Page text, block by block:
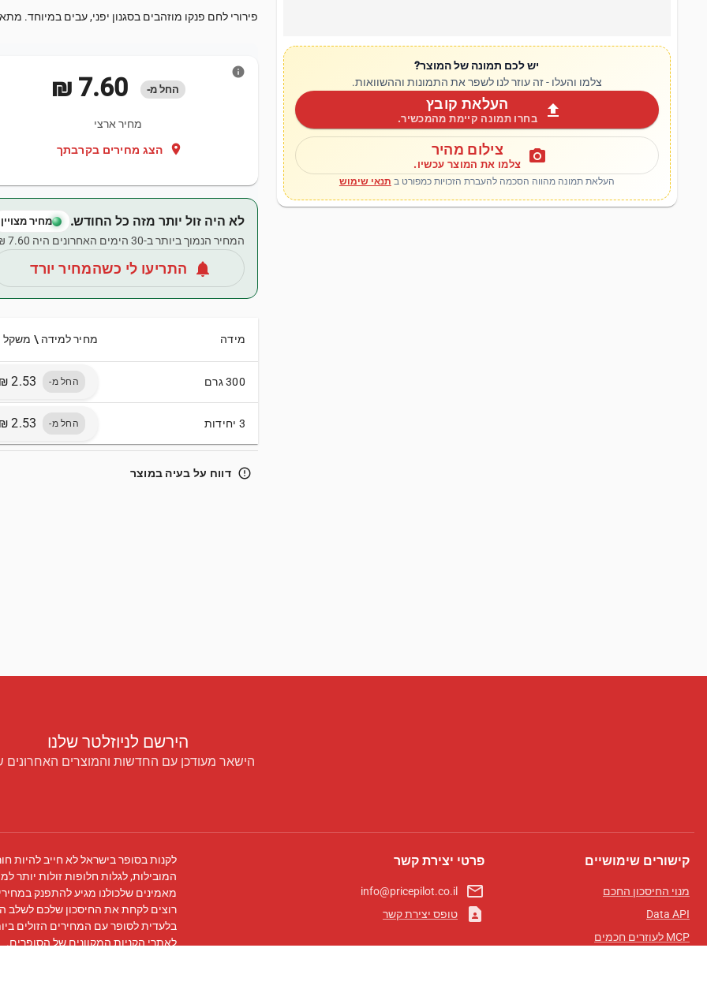
יש לכם תמונה של המוצר?
צלמו והעלו - זה עוזר לנו לשפר את התמונות וההשוואות.
upload העלאת קובץ
בחרו תמונה קיימת מהמכשיר.
photo_camera צילום מהיר
צלמו את המוצר עכשיו.
העלאת תמונה מהווה הסכמה להעברת הזכויות כמפורט ב תנאי שימוש
פירורי לחם פנקו מוזהבים בסגנון יפני, עבים במיוחד.
החל מ- ‏7.60 ‏₪
מחיר ארצי
location_on הצג מחירים בקרבתך
info
לא היה זול יותר מזה כל החודש. מחיר מצויין
המחיר הנמוך ביותר ב-30 הימים האחרונים היה ‏7.60 ‏₪.
notifications התריעו לי כשהמחיר יורד
מידה מחיר למידה \ משקל
300 גרם החל מ-
3 יחידות החל מ-
error_outline דווח על בעיה במוצר
הירשם לניוזלטר שלנו
הישאר מעודכן עם החדשות והמוצרים האחרונים
קישורים שימושיים
מנוי החיסכון החכם
Data API
MCP לעוזרים חכמים
פרטי יצירת קשר
mail_outline
info@pricepilot.co.il
contact_page טופס יצירת קשר
לקנות בסופר בישראל לא חייב להיות
המובילות, לגלות חלופות זולות יותר
מאמינים שלכולנו מגיע להתפנק
רוצים לקחת את החיסכון שלכם לשלב
בלעדית לסופר עם המחירים הזולים
לאתרי הקניות המקוונים של הסופרים.